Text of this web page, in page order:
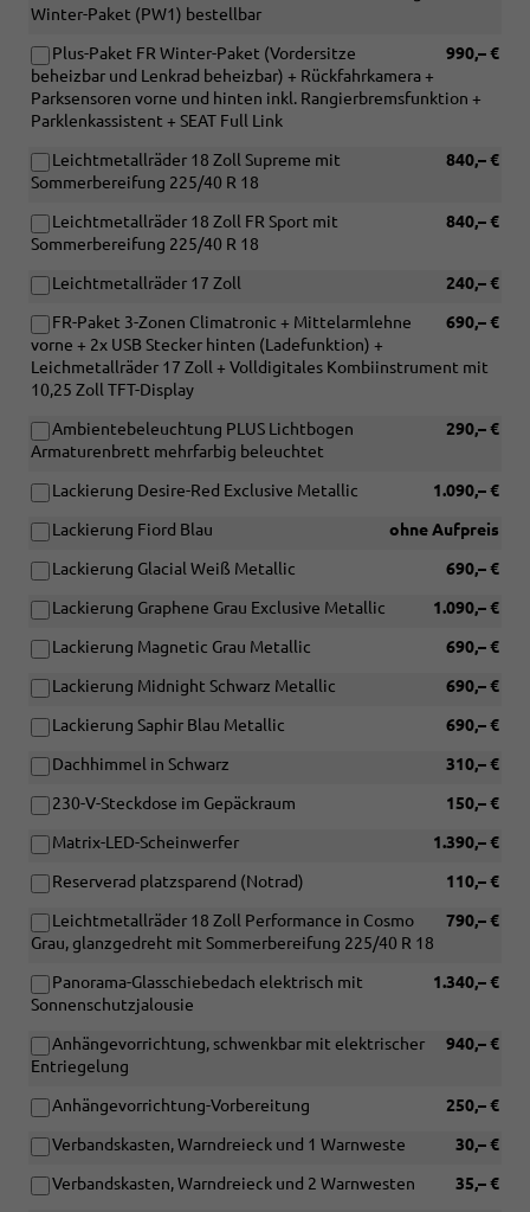
Winter-Paket (PW1) bestellbar
990,– €
Plus-Paket FR Winter-Paket (Vordersitze
beheizbar und Lenkrad beheizbar) + Rückfahrkamera +
Parksensoren vorne und hinten inkl. Rangierbremsfunktion +
Parklenkassistent + SEAT Full Link
840,– €
Leichtmetallräder 18 Zoll Supreme mit
Sommerbereifung 225/40 R 18
840,– €
Leichtmetallräder 18 Zoll FR Sport mit
Sommerbereifung 225/40 R 18
240,– €
Leichtmetallräder 17 Zoll
690,– €
FR-Paket 3-Zonen Climatronic + Mittelarmlehne
vorne + 2x USB Stecker hinten (Ladefunktion) +
Leichmetallräder 17 Zoll + Volldigitales Kombiinstrument mit
10,25 Zoll TFT-Display
290,– €
Ambientebeleuchtung PLUS Lichtbogen
Armaturenbrett mehrfarbig beleuchtet
1.090,– €
Lackierung Desire-Red Exclusive Metallic
ohne Aufpreis
Lackierung Fiord Blau
690,– €
Lackierung Glacial Weiß Metallic
1.090,– €
Lackierung Graphene Grau Exclusive Metallic
690,– €
Lackierung Magnetic Grau Metallic
690,– €
Lackierung Midnight Schwarz Metallic
690,– €
Lackierung Saphir Blau Metallic
310,– €
Dachhimmel in Schwarz
150,– €
230-V-Steckdose im Gepäckraum
1.390,– €
Matrix-LED-Scheinwerfer
110,– €
Reserverad platzsparend (Notrad)
790,– €
Leichtmetallräder 18 Zoll Performance in Cosmo
Grau, glanzgedreht mit Sommerbereifung 225/40 R 18
1.340,– €
Panorama-Glasschiebedach elektrisch mit
Sonnenschutzjalousie
940,– €
Anhängevorrichtung, schwenkbar mit elektrischer
Entriegelung
250,– €
Anhängevorrichtung-Vorbereitung
30,– €
Verbandskasten, Warndreieck und 1 Warnweste
35,– €
Verbandskasten, Warndreieck und 2 Warnwesten